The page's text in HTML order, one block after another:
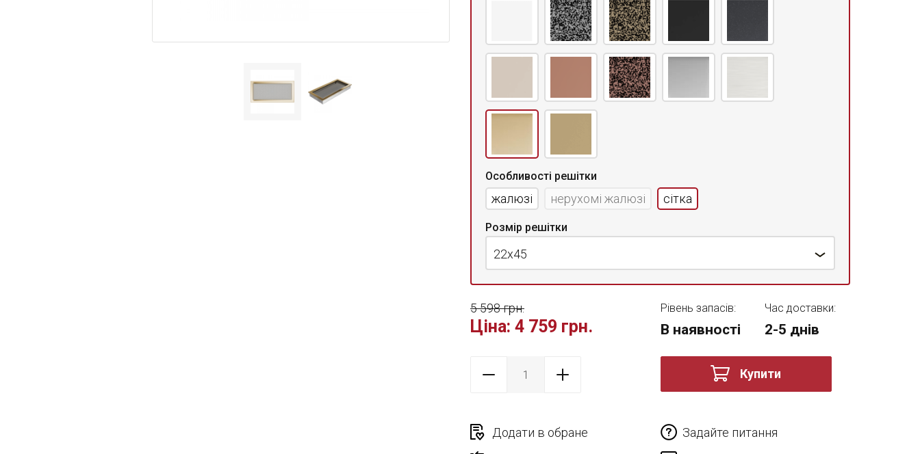
Особливості решітки
жалюзі нерухомі жалюзі сітка
Розмір решітки
22x45
Ціна: 4 759 грн.
5 598 грн. Рівень запасів:
В наявності
Час доставки:
2-5 днів
Купити
Додати в обране
Задайте питання